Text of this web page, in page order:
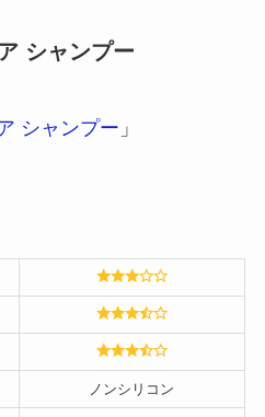
シャンプー
シャンプー 」
ノンシリコン